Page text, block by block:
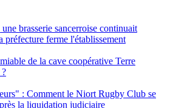
brasserie sancerroise continuait
préfecture ferme l'établissement
de la cave coopérative Terre
: Comment le Niort Rugby Club se
la liquidation judiciaire